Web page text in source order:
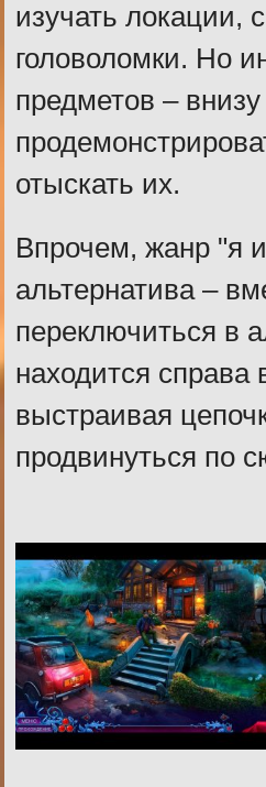
изучать локации,
головоломки. Но
предметов –
отыскать их.
Впрочем, жанр "я
альтернатива –
переключиться в
находится
выстраивая
продвинуться по